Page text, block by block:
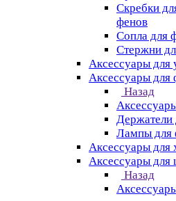
Скребки
фенов
Сопла для
Стержни
Аксессуары для
Аксессуары для
Назад
Держатели
Лампы для
Аксессуары для
Аксессуары
Назад